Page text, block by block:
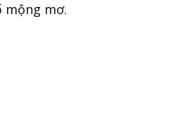
mộng mơ.